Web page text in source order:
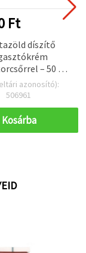
Ft
díszítő
– 50 ml,
kreatív hobby
azonosító):
506961
Kosárba